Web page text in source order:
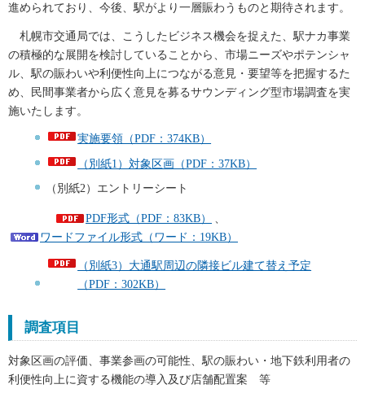
進められており、今後、駅がより一層賑わうものと期待されます。
札幌市交通局では、こうしたビジネス機会を捉えた、駅ナカ事業
の積極的な展開を検討していることから、市場ニーズやポテンシャ
ル、駅の賑わいや利便性向上につながる意見・要望等を把握するた
め、民間事業者から広く意見を募るサウンディング型市場調査を実
施いたします。
実施要領（PDF：374KB）
（別紙1）対象区画（PDF：37KB）
（別紙2）エントリーシート
PDF形式（PDF：83KB）
ワードファイル形式（ワード：19KB）
（別紙3）大通駅周辺の隣接ビル建て替え予定
（PDF：302KB）
調査項目
対象区画の評価、事業参画の可能性、駅の賑わい・地下鉄利用者の
利便性向上に資する機能の導入及び店舗配置案 等